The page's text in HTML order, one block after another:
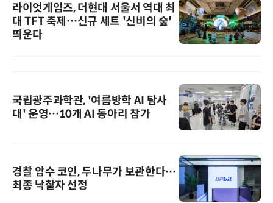
라이엇게임즈, 더현대 서울서 역대 최
대 TFT 축제…신규 세트 '신비의 숲'
띄운다
국립광주과학관, '여름방학 AI 탐사
대' 운영…10개 AI 동아리 참가
경찰 압수 코인, 두나무가 보관한다…
최종 낙찰자 선정